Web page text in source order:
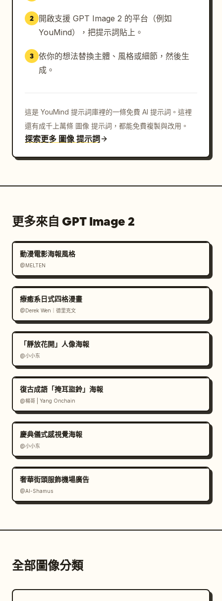
2
開啟支援 GPT Image 2 的平台（例如
YouMind），把提示詞貼上。
3 依你的想法替換主體、風格或細節，然後生
成。
這是 YouMind 提示詞庫裡的一條免費 AI 提示詞。這裡
還有成千上萬條 圖像 提示詞，都能免費複製與改用。
探索更多 圖像 提示詞
更多來自 GPT Image 2
動漫電影海報風格
@MELTEN
療癒系日式四格漫畫
@Derek Wen｜德里克文
「靜放花開」人像海報
@小小东
復古成語「掩耳盜鈴」海報
@楊哥 | Yang Onchain
慶典儀式感視覺海報
@小小东
奢華街頭服飾機場廣告
@Al-Shamus
全部圖像分類